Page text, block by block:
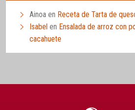
Ainoa en Receta de Tarta de
Isabel en Ensalada de arroz con
cacahuete